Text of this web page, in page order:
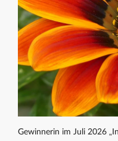
Gewinnerin im Juli 2026